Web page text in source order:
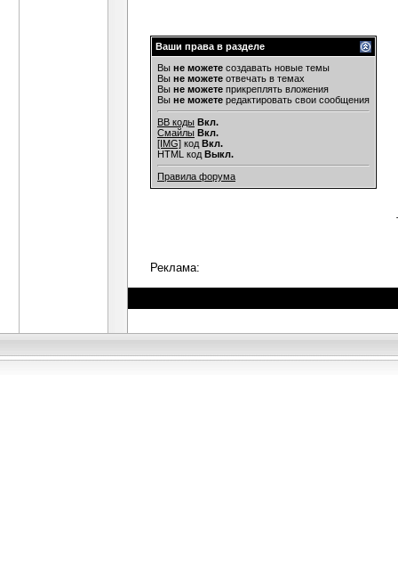
Ваши права в разделе
Вы не можете создавать новые темы
Вы не можете отвечать в темах
Вы не можете прикреплять вложения
Вы не можете редактировать свои сообщения
BB коды Вкл.
Смайлы Вкл.
[IMG] код Вкл.
HTML код Выкл.
Правила форума
Реклама: